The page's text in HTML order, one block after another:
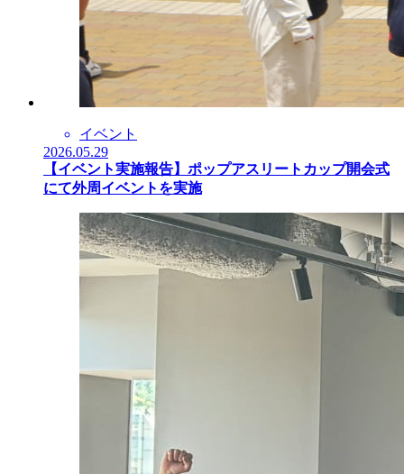
イベント
2026.05.29
【イベント実施報告】ポップアスリートカップ開会式
にて外周イベントを実施